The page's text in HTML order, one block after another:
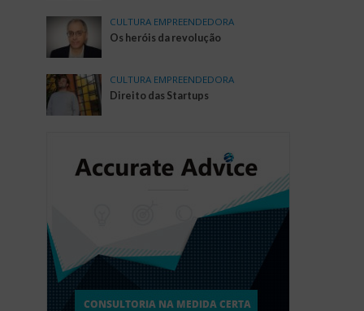
CULTURA EMPREENDEDORA
Os heróis da revolução
CULTURA EMPREENDEDORA
Direito das Startups